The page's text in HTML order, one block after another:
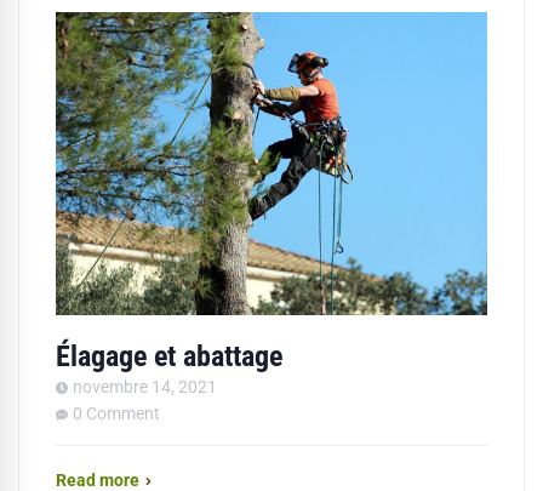
Élagage et abattage
novembre 14, 2021
0 Comment
Read more